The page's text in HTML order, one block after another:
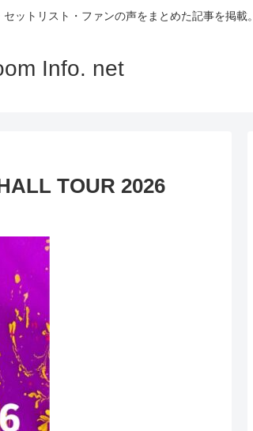
ットリスト・ファンの声をまとめた記事を掲載。
Info. net
TOUR 2026